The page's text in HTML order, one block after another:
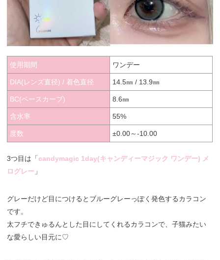
使用期間 ワンデー
DIA(レンズ直径) / 着色直径 14.5㎜ / 13.9㎜
BC(ベースカーブ) 8.6㎜
含水率 55%
度数 ±0.00～-10.00
3つ目は「candymagic 1day(キャンディーマジック ワンデー) メ
ログレー 」
グレーだけど目につけるとブルーグレーっぽく発色するカラコン
です。
太フチできゅるんとした目にしてくれるカラコンで、子猫みたい
な愛らしい目元に♡